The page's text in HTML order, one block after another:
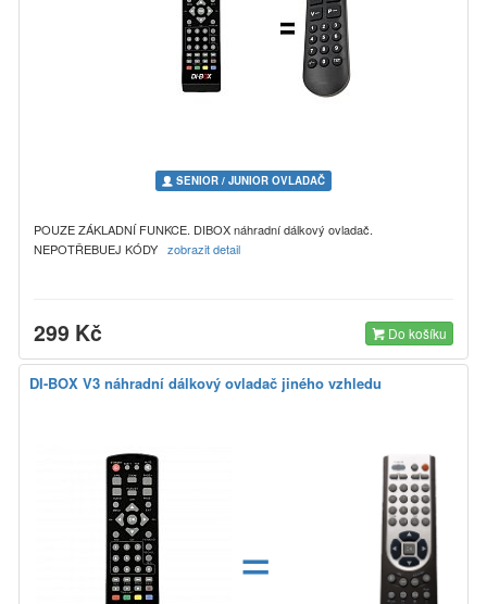
SENIOR / JUNIOR OVLADAČ
POUZE ZÁKLADNÍ FUNKCE. DIBOX náhradní dálkový ovladač.
NEPOTŘEBUEJ KÓDY zobrazit detail
299 Kč Do košíku
DI-BOX V3 náhradní dálkový ovladač jiného vzhledu
=